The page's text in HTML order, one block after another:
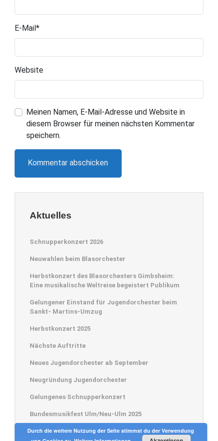
E-Mail*
Website
Meinen Namen, E-Mail-Adresse und Website in
diesem Browser für meinen nächsten Kommentar
speichern.
Aktuelles
Schnupperkonzert 2026
Neuwahlen beim Blasorchester
Herbstkonzert des Blasorchesters Gimbsheim:
Eine musikalische Weltreise begeistert Publikum
Gelungener Einstand für Jugendorchester beim
Sankt- Martins-Umzug
Herbstkonzert 2025
Nächste Auftritte
Neues Jugendorchester ab September
Neugründung Jugendorchester
Gelungenes Schnupperkonzert
Bundesmusikfest Ulm/Neu-Ulm 2025
© 2015 Gimbsheimer Blasorchester • Konzeption -> Text:Bärbel Folten•
Ursula Minkenberg
Durch die weitere Nutzung der Seite stimmst du der Verwendung